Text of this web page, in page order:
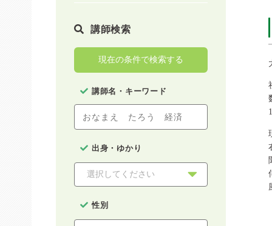
講師検索
現在の条件で検索する
講師名・キーワード
出身・ゆかり
性別